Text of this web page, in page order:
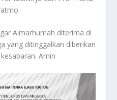
Almarhumah diterima di
yang ditinggalkan diberikan
Amin